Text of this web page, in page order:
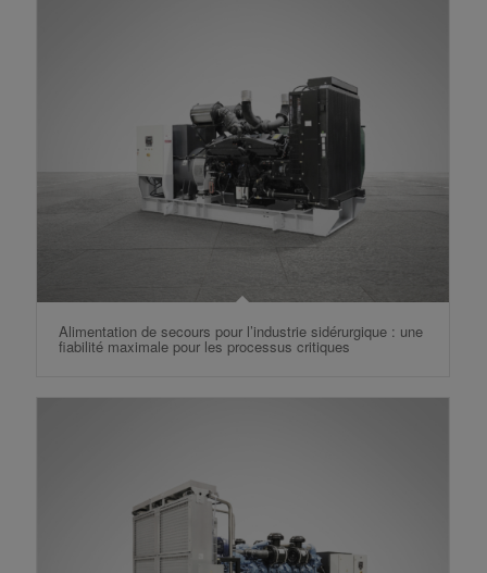
Alimentation de secours pour l’industrie sidérurgique : une
fiabilité maximale pour les processus critiques